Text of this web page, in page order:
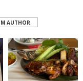
AUTHOR